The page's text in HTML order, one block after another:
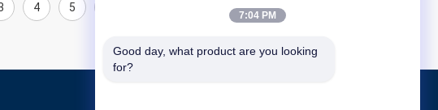
4 5
7:04 PM
Good day, what product are you looking
for?